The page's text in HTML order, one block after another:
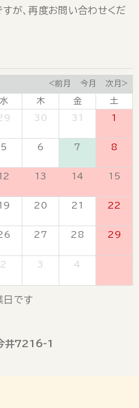
が、再度お問い合わせくだ
<前月 今月 次月>
水 木 金
土
30 31 1
5 6 7 8
13 14 15
20 21 22
27 28 29
2 3 4
日です
井7216-1